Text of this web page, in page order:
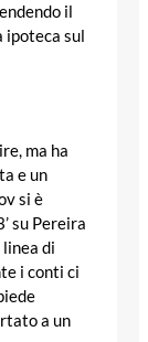
il
ipoteca sul
ma ha
e un
si è
su Pereira
di
i conti ci
a un